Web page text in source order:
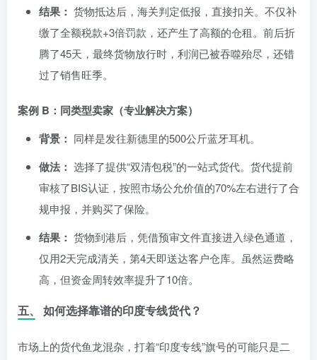
结果： 货物抵达后，海关判定低报，直接扣关。不仅补
缴了全额税款+3倍罚款，还产生了高额的仓租。前后折
腾了45天，最终货物放行时，利润已被吞噬殆尽，还错
过了销售旺季。
案例 B：同类型卖家（专业解决方案）
背景： 同样是发往新德里的500公斤蓝牙耳机。
做法： 选择了提供“双清包税”的一站式货代。货代提前
审核了BIS认证，按照市场公允价值的70%左右进行了合
规申报，并购买了保险。
结果： 货物到港后，凭借预审文件直接进入绿色通道，
仅用2天完成清关，第4天即送达客户仓库。虽然运费略
高，但资金周转效率提升了10倍。
五、 如何选择靠谱的印度专线货代？
市场上的货代鱼龙混杂，打着“印度专线”旗号的可能只是二